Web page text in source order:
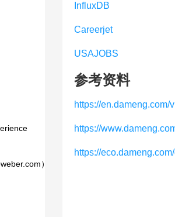
）
InfluxDB
Careerjet
USAJOBS
参考资料
https://en.dameng.com/
https://
https://